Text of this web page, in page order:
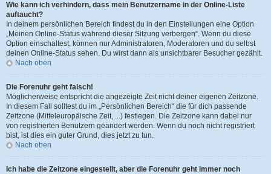
Wie kann ich verhindern, dass mein Benutzername in der Online-Liste
auftaucht?
In deinem persönlichen Bereich findest du in den Einstellungen eine Option
„Meinen Online-Status während dieser Sitzung verbergen“. Wenn du diese
Option einschaltest, können nur Administratoren, Moderatoren und du selbst
deinen Online-Status sehen. Du wirst dann als unsichtbarer Besucher gezählt.
Nach oben
Die Forenuhr geht falsch!
Möglicherweise entspricht die angezeigte Zeit nicht deiner eigenen Zeitzone.
In diesem Fall solltest du im „Persönlichen Bereich“ die für dich passende
Zeitzone (Mitteleuropäische Zeit, ...) festlegen. Die Zeitzone kann dabei nur
von registrierten Benutzern geändert werden. Wenn du noch nicht registriert
bist, ist dies ein guter Grund, dies jetzt zu tun.
Nach oben
Ich habe die Zeitzone eingestellt, aber die Forenuhr geht immer noch